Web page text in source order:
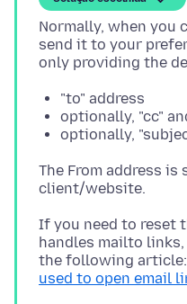
Normally, when you
send it to your
"to" address
optionally, "cc"
optionally,
The From address
If you need to reset
handles mailto
the following article:
used to open email